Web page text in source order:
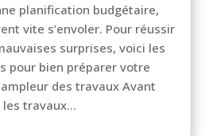
planification budgétaire,
vite s’envoler. Pour réussir
surprises, voici les
pour bien préparer votre
des travaux Avant
travaux...